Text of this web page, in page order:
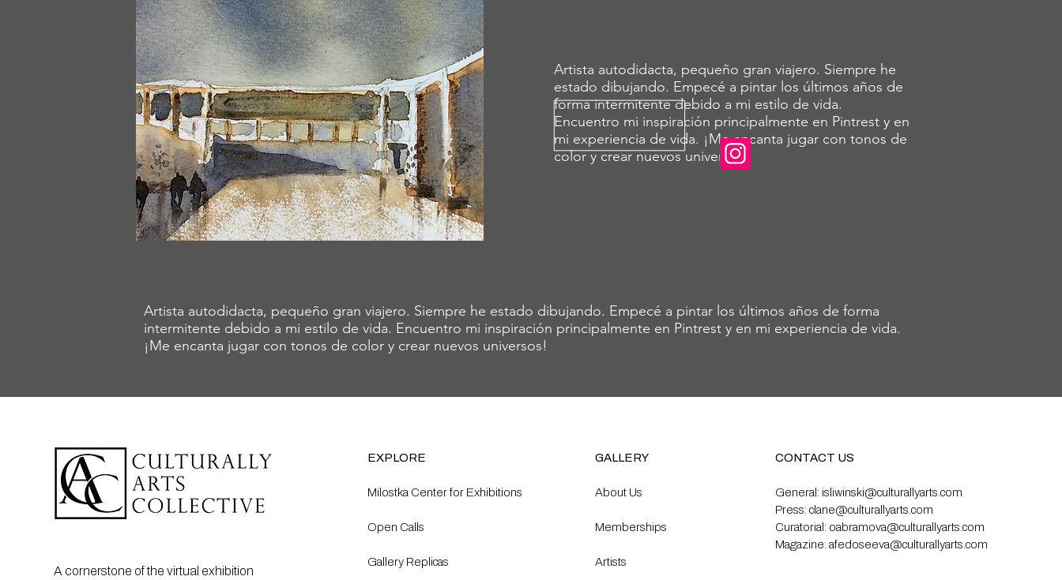
Artista autodidacta, pequeño gran viajero. Siempre he
estado dibujando. Empecé a pintar los últimos años de
forma intermitente debido a mi estilo de vida.
Encuentro mi inspiración principalmente en Pintrest y en
mi experiencia de vida. ¡Me encanta jugar con tonos de
color y crear nuevos universos!
Artista autodidacta, pequeño gran viajero. Siempre he estado dibujando. Empecé a pintar los últimos años de forma
intermitente debido a mi estilo de vida. Encuentro mi inspiración principalmente en Pintrest y en mi experiencia de vida.
¡Me encanta jugar con tonos de color y crear nuevos universos!
A cornerstone of the virtual exhibition
EXPLORE
Milostka Center for Exhibitions
Open Calls​
Gallery Replicas
GALLERY
About Us
Memberships
Artists
CONTACT US
General: isliwinski@culturallyarts.com
Press: clane@culturallyarts.com
Curatorial: oabramova@culturallyarts.com
Magazine: afedoseeva@culturallyarts.com